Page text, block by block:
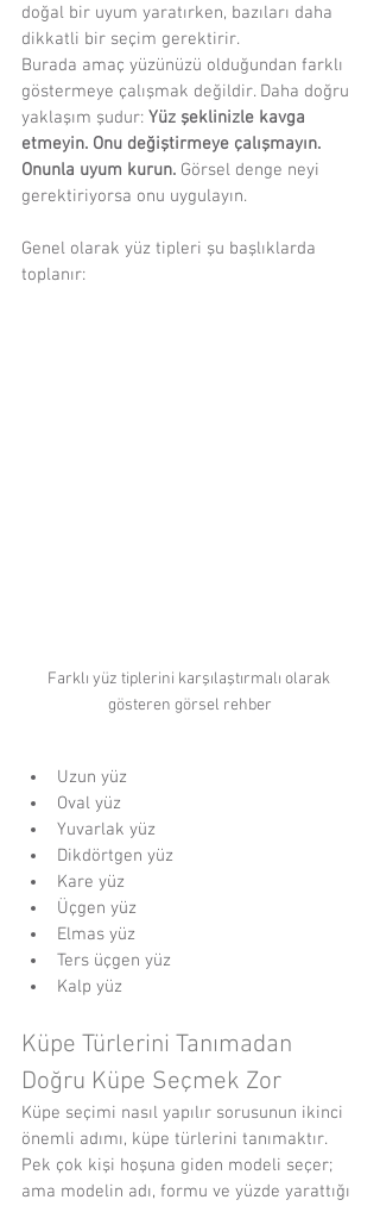
doğal bir uyum yaratırken, bazıları daha
dikkatli bir seçim gerektirir.
Burada amaç yüzünüzü olduğundan farklı
göstermeye çalışmak değildir. Daha doğru
yaklaşım şudur: Yüz şeklinizle kavga
etmeyin. Onu değiştirmeye çalışmayın.
Onunla uyum kurun. Görsel denge neyi
gerektiriyorsa onu uygulayın.
Genel olarak yüz tipleri şu başlıklarda
toplanır:
Farklı yüz tiplerini karşılaştırmalı olarak
gösteren görsel rehber
Uzun yüz
Oval yüz
Yuvarlak yüz
Dikdörtgen yüz
Kare yüz
Üçgen yüz
Elmas yüz
Ters üçgen yüz
Kalp yüz
Küpe Türlerini Tanımadan
Doğru Küpe Seçmek Zor
Küpe seçimi nasıl yapılır sorusunun ikinci
önemli adımı, küpe türlerini tanımaktır.
Pek çok kişi hoşuna giden modeli seçer;
ama modelin adı, formu ve yüzde yarattığı